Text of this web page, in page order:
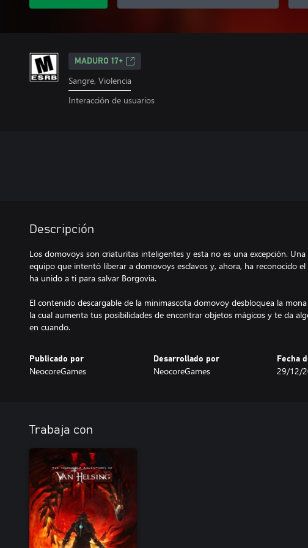
MADURO 17+
Sangre, Violencia
Interacción de usuarios
Descripción
Los domovoys son criaturitas inteligentes y esta no es una excepción.
equipo que intentó liberar a domovoys esclavos y, ahora, ha reconocido
ha unido a ti para salvar Borgovia.
El contenido descargable de la minimascota domovoy desbloquea la
la cual aumenta tus posibilidades de encontrar objetos mágicos y te da
en cuando.
Publicado por
NeocoreGames
Desarrollado por
NeocoreGames
Fecha
29/12/
Trabaja con